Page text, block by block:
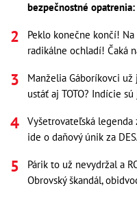
bezpečnostné
Peklo konečne končí!
radikálne ochladí! Čaká
Manželia Gáboríkovci
ustáť aj TOTO? Indície sú
Vyšetrovateľská
ide o daňový únik za
Párik to už nevydržal a
Obrovský škandál,